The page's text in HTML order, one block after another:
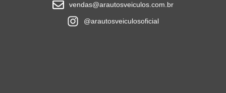
vendas@arautosveiculos.com.br
@arautosveiculosoficial